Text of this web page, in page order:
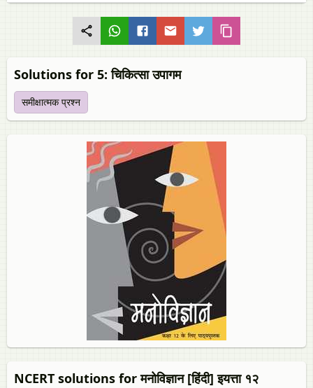
Solutions for 5: चिकित्सा उपागम
समीक्षात्मक प्रश्न
NCERT solutions for मनोविज्ञान [हिंदी] इयत्ता १२